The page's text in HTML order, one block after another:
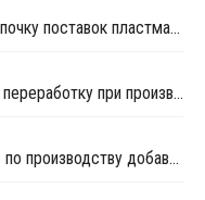
Растет давление на европейскую цепочку поставок пластмасс
ЕС разрешил учитывать химическую переработку при производстве пластиковых бутылок
Arkema продает европейский бизнес по производству добавок